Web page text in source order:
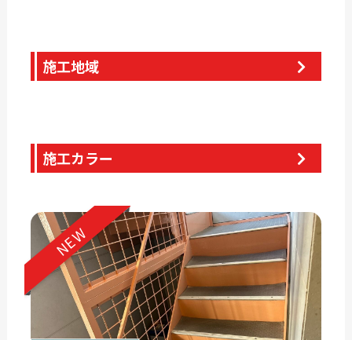
施工地域
施工カラー
NEW